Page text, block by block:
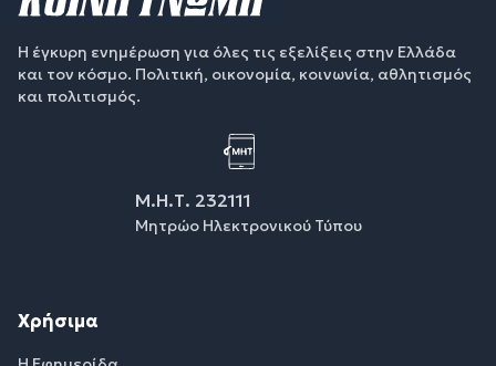
Η έγκυρη ενημέρωση για όλες τις εξελίξεις στην Ελλάδα
και τον κόσμο. Πολιτική, οικονομία, κοινωνία, αθλητισμός
και πολιτισμός.
Μ.Η.Τ. 232111
Μητρώο Ηλεκτρονικού Τύπου
Χρήσιμα